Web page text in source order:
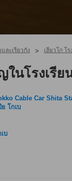
ละเรียวกัง > เฮียวโก โ
นโรงเรีย
Cable Car Shita
โกเบ
บ